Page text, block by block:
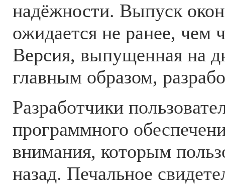
надёжности. Выпуск
ожидается не ранее, чем
Версия, выпущенная на
главным образом,
Разработчики
программного
внимания, которым
назад. Печальное